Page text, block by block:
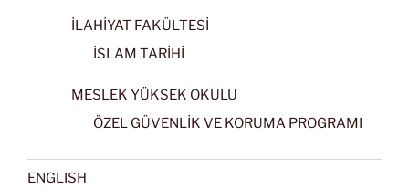
İLAHİYAT FAKÜLTESİ
İSLAM TARİHİ
MESLEK YÜKSEK OKULU
ÖZEL GÜVENLİK VE KORUMA PROGRAMI
ENGLISH